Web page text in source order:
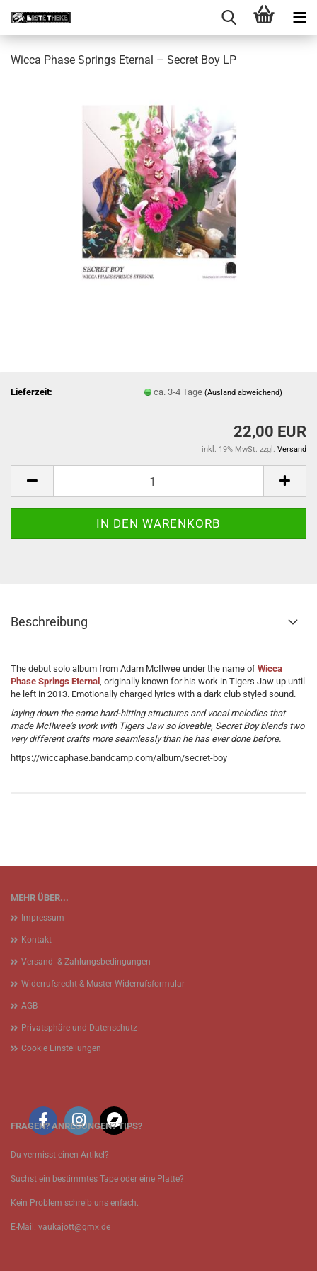
Wicca Phase Springs Eternal ‎– Secret Boy LP
Lieferzeit: ca. 3-4 Tage(Ausland abweichend)
22,00 EUR
inkl. 19% MwSt. zzgl. Versand
Beschreibung
The debut solo album from Adam McIlwee under the name of Wicca
Phase Springs Eternal , originally known for his work in Tigers Jaw up until
he left in 2013. Emotionally charged lyrics with a dark club styled sound.
laying down the same hard-hitting structures and vocal melodies that
made McIlwee's work with Tigers Jaw so loveable, Secret Boy blends two
very different crafts more seamlessly than he has ever done before.
https://wiccaphase.bandcamp.com/album/secret-boy
MEHR ÜBER...
Impressum
Kontakt
Versand- & Zahlungsbedingungen
Widerrufsrecht & Muster-Widerrufsformular
AGB
Privatsphäre und Datenschutz
Cookie Einstellungen
FRAGEN? ANREGUNGEN? TIPS?
Du vermisst einen Artikel?
Suchst ein bestimmtes Tape oder eine Platte?
Kein Problem schreib uns enfach.
E-Mail: vaukajott@gmx.de